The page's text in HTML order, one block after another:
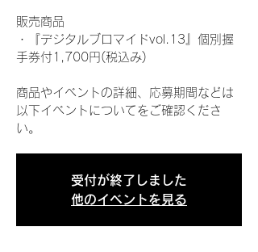
販売商品
・『デジタルブロマイドvol.13』個別握
手券付1,700円(税込み)
商品やイベントの詳細、応募期間などは
以下イベントについてをご確認くださ
い。
受付が終了しました
他のイベントを見る